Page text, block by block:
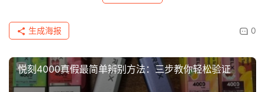
电
子
烟
评
测
0
生成海报
悦刻4000真假最简单辨别方法：三步教你轻松验证